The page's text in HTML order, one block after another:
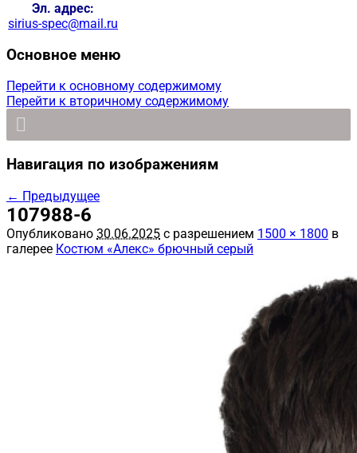
Эл. адрес:
sirius-spec@mail.ru
Основное меню
Перейти к основному содержимому
Перейти к вторичному содержимому
Навигация по изображениям
← Предыдущее
107988-6
Опубликовано 30.06.2025 с разрешением 1500 × 1800 в
галерее Костюм «Алекс» брючный серый